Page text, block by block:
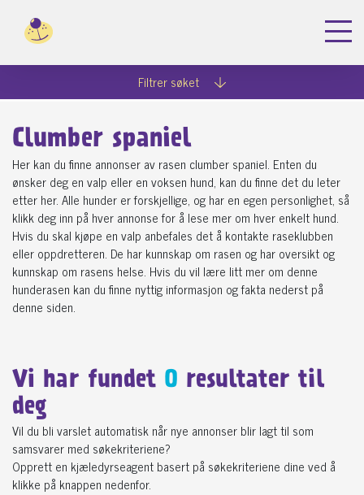
Filtrer søket
Clumber spaniel
Her kan du finne annonser av rasen clumber spaniel. Enten du
ønsker deg en valp eller en voksen hund, kan du finne det du leter
etter her. Alle hunder er forskjellige, og har en egen personlighet, så
klikk deg inn på hver annonse for å lese mer om hver enkelt hund.
Hvis du skal kjøpe en valp anbefales det å kontakte raseklubben
eller oppdretteren. De har kunnskap om rasen og har oversikt og
kunnskap om rasens helse. Hvis du vil lære litt mer om denne
hunderasen kan du finne nyttig informasjon og fakta nederst på
denne siden.
Vi har fundet 0 resultater til
deg
Vil du bli varslet automatisk når nye annonser blir lagt til som
samsvarer med søkekriteriene?
Opprett en kjæledyrseagent basert på søkekriteriene dine ved å
klikke på knappen nedenfor.